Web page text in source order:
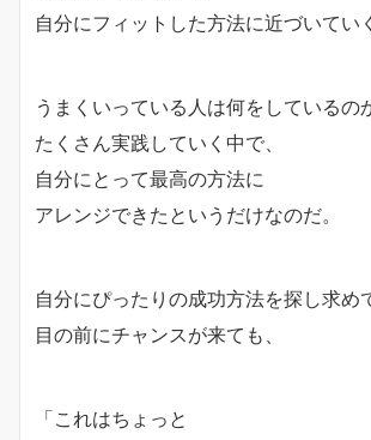
自分にフィットした方法に近づいてい
うまくいっている人は何をしているの
たくさん実践していく中で、
自分にとって最高の方法に
アレンジできたというだけなのだ。
自分にぴったりの成功方法を探し求め
目の前にチャンスが来ても、
「これはちょっと